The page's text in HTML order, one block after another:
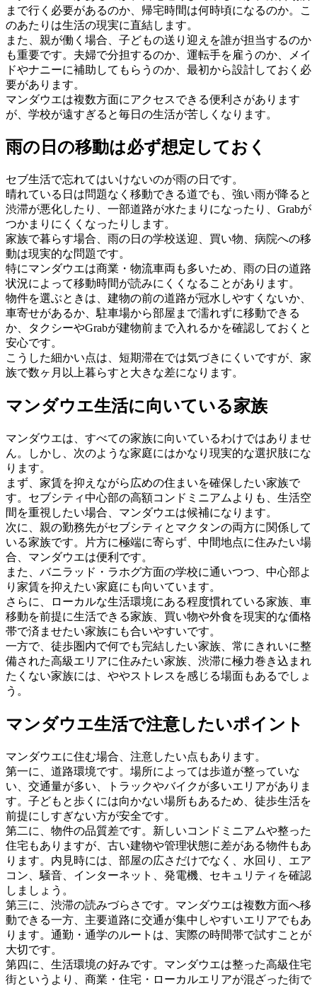
まで行く必要があるのか、帰宅時間は何時頃になるのか。こ
のあたりは生活の現実に直結します。
また、親が働く場合、子どもの送り迎えを誰が担当するのか
も重要です。夫婦で分担するのか、運転手を雇うのか、メイ
ドやナニーに補助してもらうのか、最初から設計しておく必
要があります。
マンダウエは複数方面にアクセスできる便利さがあります
が、学校が遠すぎると毎日の生活が苦しくなります。
雨の日の移動は必ず想定しておく
セブ生活で忘れてはいけないのが雨の日です。
晴れている日は問題なく移動できる道でも、強い雨が降ると
渋滞が悪化したり、一部道路が水たまりになったり、Grabが
つかまりにくくなったりします。
家族で暮らす場合、雨の日の学校送迎、買い物、病院への移
動は現実的な問題です。
特にマンダウエは商業・物流車両も多いため、雨の日の道路
状況によって移動時間が読みにくくなることがあります。
物件を選ぶときは、建物の前の道路が冠水しやすくないか、
車寄せがあるか、駐車場から部屋まで濡れずに移動できる
か、タクシーやGrabが建物前まで入れるかを確認しておくと
安心です。
こうした細かい点は、短期滞在では気づきにくいですが、家
族で数ヶ月以上暮らすと大きな差になります。
マンダウエ生活に向いている家族
マンダウエは、すべての家族に向いているわけではありませ
ん。しかし、次のような家庭にはかなり現実的な選択肢にな
ります。
まず、家賃を抑えながら広めの住まいを確保したい家族で
す。セブシティ中心部の高額コンドミニアムよりも、生活空
間を重視したい場合、マンダウエは候補になります。
次に、親の勤務先がセブシティとマクタンの両方に関係して
いる家族です。片方に極端に寄らず、中間地点に住みたい場
合、マンダウエは便利です。
また、バニラッド・ラホグ方面の学校に通いつつ、中心部よ
り家賃を抑えたい家庭にも向いています。
さらに、ローカルな生活環境にある程度慣れている家族、車
移動を前提に生活できる家族、買い物や外食を現実的な価格
帯で済ませたい家族にも合いやすいです。
一方で、徒歩圏内で何でも完結したい家族、常にきれいに整
備された高級エリアに住みたい家族、渋滞に極力巻き込まれ
たくない家族には、ややストレスを感じる場面もあるでしょ
う。
マンダウエ生活で注意したいポイント
マンダウエに住む場合、注意したい点もあります。
第一に、道路環境です。場所によっては歩道が整っていな
い、交通量が多い、トラックやバイクが多いエリアがありま
す。子どもと歩くには向かない場所もあるため、徒歩生活を
前提にしすぎない方が安全です。
第二に、物件の品質差です。新しいコンドミニアムや整った
住宅もありますが、古い建物や管理状態に差がある物件もあ
ります。内見時には、部屋の広さだけでなく、水回り、エア
コン、騒音、インターネット、発電機、セキュリティを確認
しましょう。
第三に、渋滞の読みづらさです。マンダウエは複数方面へ移
動できる一方、主要道路に交通が集中しやすいエリアでもあ
ります。通勤・通学のルートは、実際の時間帯で試すことが
大切です。
第四に、生活環境の好みです。マンダウエは整った高級住宅
街というより、商業・住宅・ローカルエリアが混ざった街で